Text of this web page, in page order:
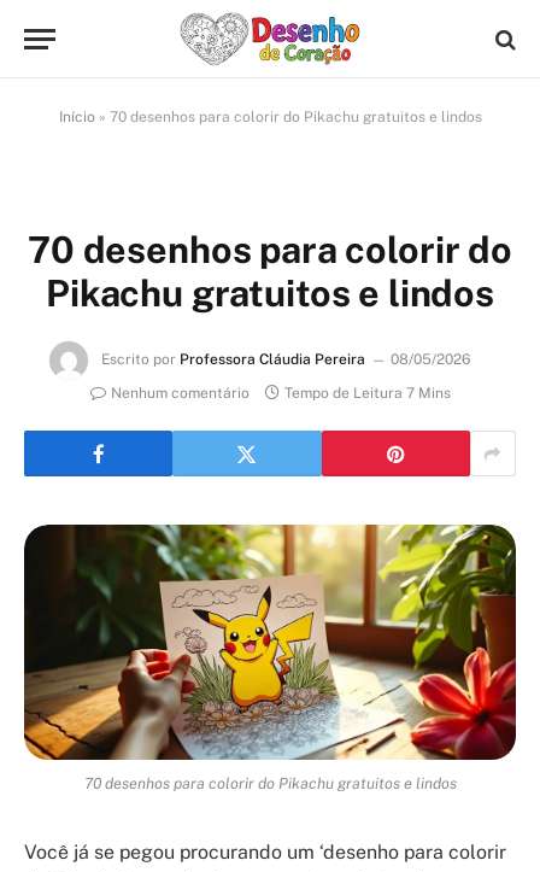
Início » 70 desenhos para colorir do Pikachu gratuitos e lindos
70 desenhos para colorir do
Pikachu gratuitos e lindos
Escrito por Professora Cláudia Pereira
08/05/2026
Nenhum comentário
Tempo de Leitura 7 Mins
70 desenhos para colorir do Pikachu gratuitos e lindos
Você já se pegou procurando um ‘desenho para colorir